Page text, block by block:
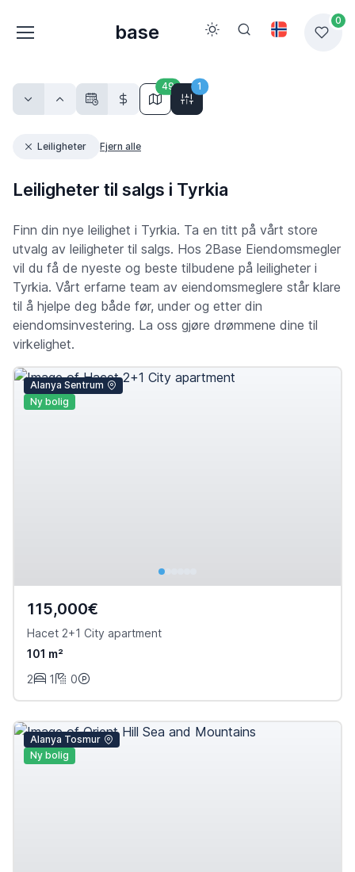
base
0
49 1
Leiligheter Fjern alle
Leiligheter til salgs i Tyrkia
Finn din nye leilighet i Tyrkia. Ta en titt på vårt store
utvalg av leiligheter til salgs. Hos 2Base Eiendomsmegler
vil du få de nyeste og beste tilbudene på leiligheter i
Tyrkia. Vårt erfarne team av eiendomsmeglere står klare
til å hjelpe deg både før, under og etter din
eiendomsinvestering. La oss gjøre drømmene dine til
virkelighet.
Alanya Sentrum
Ny bolig
115,000€
Hacet 2+1 City apartment
101 m²
2
1 0
Alanya Tosmur
Ny bolig